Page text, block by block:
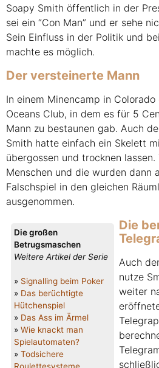
Soapy Smith öffentlich in der
sei ein “Con Man” und er sehe
Sein Einfluss in der Politik und
machte es möglich.
Der versteinerte Mann
In einem Minencamp in
Oceans Club, in dem es für 5
Mann zu bestaunen gab. Auch
Smith hatte einfach ein Skelett
übergossen und trocknen
Menschen und die wurden dann
Falschspiel in den gleichen
ausgenommen.
Die großen
Betrugsmaschen
Weitere Artikel der Serie
» Signalling beim Poker
» Das berüchtigte
Hütchenspiel
» Das Ass im Ärmel
» Wie knackt man
Spielautomaten?
» Todsichere
Die
Auch
nutze
weiter